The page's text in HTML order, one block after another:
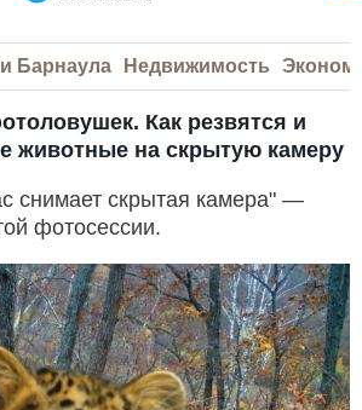
Барнаула Недвижимость
Как резвятся и
животные на скрытую камеру
снимает скрытая камера" —
фотосессии.